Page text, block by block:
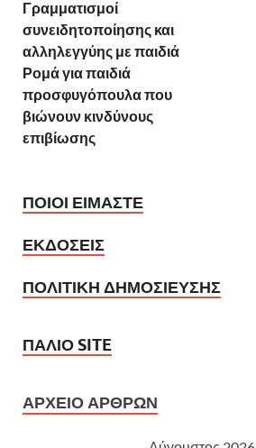
Γραμματισμοί
συνειδητοποίησης και
αλληλεγγύης με παιδιά
Ρομά για παιδιά
προσφυγόπουλα που
βιώνουν κινδύνους
επιβίωσης
ΠΟΙΟΙ ΕΙΜΑΣΤΕ
ΕΚΔΟΣΕΙΣ
ΠΟΛΙΤΙΚΗ ΔΗΜΟΣΙΕΥΣΗΣ
ΠΑΛΙΟ SITE
ΑΡΧΕΙΟ ΑΡΘΡΩΝ